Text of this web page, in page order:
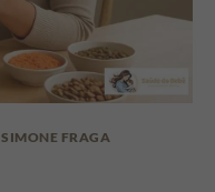
SIMONE FRAGA